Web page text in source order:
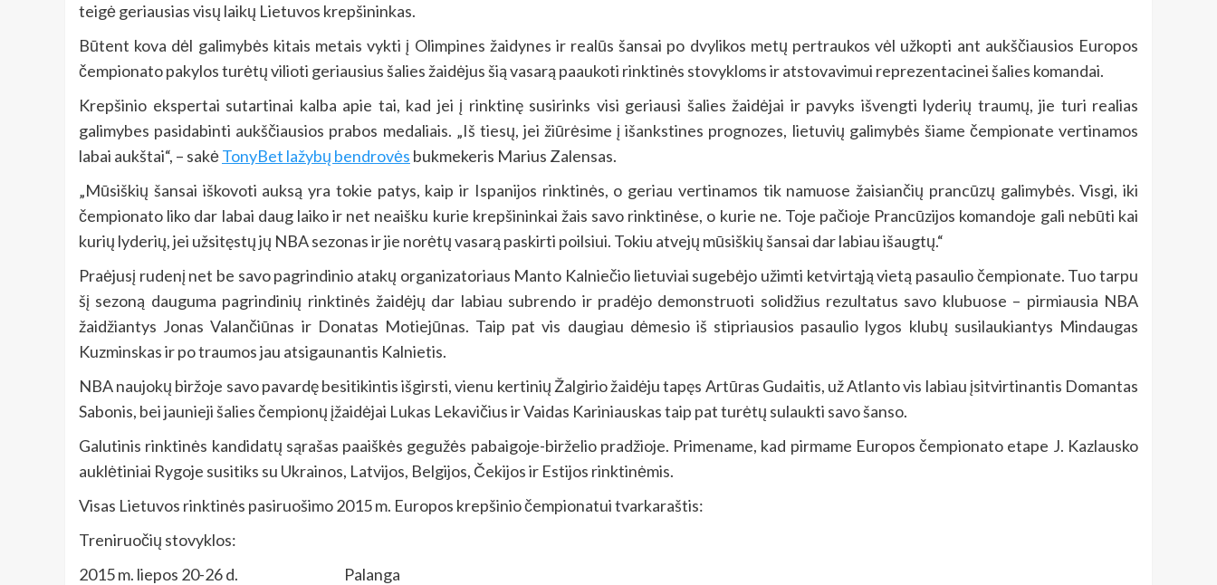
teigė geriausias visų laikų Lietuvos krepšininkas.
Būtent kova dėl galimybės kitais metais vykti į Olimpines žaidynes ir realūs šansai po dvylikos metų pertraukos vėl užkopti ant aukščiausios Europos
čempionato pakylos turėtų vilioti geriausius šalies žaidėjus šią vasarą paaukoti rinktinės stovykloms ir atstovavimui reprezentacinei šalies komandai.
Krepšinio ekspertai sutartinai kalba apie tai, kad jei į rinktinę susirinks visi geriausi šalies žaidėjai ir pavyks išvengti lyderių traumų, jie turi realias
galimybes pasidabinti aukščiausios prabos medaliais. „Iš tiesų, jei žiūrėsime į išankstines prognozes, lietuvių galimybės šiame čempionate vertinamos
labai aukštai“, – sakėTonyBet lažybų bendrovės bukmekeris Marius Zalensas.
„Mūsiškių šansai iškovoti auksą yra tokie patys, kaip ir Ispanijos rinktinės, o geriau vertinamos tik namuose žaisiančių prancūzų galimybės. Visgi, iki
čempionato liko dar labai daug laiko ir net neaišku kurie krepšininkai žais savo rinktinėse, o kurie ne. Toje pačioje Prancūzijos komandoje gali nebūti kai
kurių lyderių, jei užsitęstų jų NBA sezonas ir jie norėtų vasarą paskirti poilsiui. Tokiu atvejų mūsiškių šansai dar labiau išaugtų.“
Praėjusį rudenį net be savo pagrindinio atakų organizatoriaus Manto Kalniečio lietuviai sugebėjo užimti ketvirtąją vietą pasaulio čempionate. Tuo tarpu
šį sezoną dauguma pagrindinių rinktinės žaidėjų dar labiau subrendo ir pradėjo demonstruoti solidžius rezultatus savo klubuose – pirmiausia NBA
žaidžiantys Jonas Valančiūnas ir Donatas Motiejūnas. Taip pat vis daugiau dėmesio iš stipriausios pasaulio lygos klubų susilaukiantys Mindaugas
Kuzminskas ir po traumos jau atsigaunantis Kalnietis.
NBA naujokų biržoje savo pavardę besitikintis išgirsti, vienu kertinių Žalgirio žaidėju tapęs Artūras Gudaitis, už Atlanto vis labiau įsitvirtinantis Domantas
Sabonis, bei jaunieji šalies čempionų įžaidėjai Lukas Lekavičius ir Vaidas Kariniauskas taip pat turėtų sulaukti savo šanso.
Galutinis rinktinės kandidatų sąrašas paaiškės gegužės pabaigoje-birželio pradžioje. Primename, kad pirmame Europos čempionato etape J. Kazlausko
auklėtiniai Rygoje susitiks su Ukrainos, Latvijos, Belgijos, Čekijos ir Estijos rinktinėmis.
Visas Lietuvos rinktinės pasiruošimo 2015 m. Europos krepšinio čempionatui tvarkaraštis:
Treniruočių stovyklos:
2015 m. liepos 20-26 d. Palanga